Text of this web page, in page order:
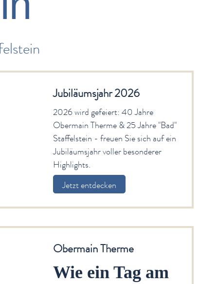
Jubiläumsjahr 2026
2026 wird gefeiert: 40 Jahre
Obermain Therme & 25 Jahre "Bad"
Staffelstein - freuen Sie sich auf ein
Jubiläumsjahr voller besonderer
Highlights.
Jetzt entdecken
Obermain Therme
Wie ein Tag am